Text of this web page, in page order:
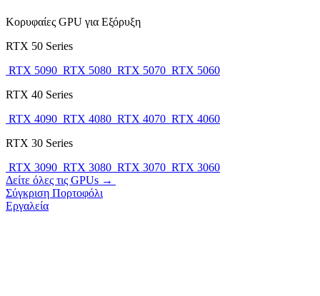
Κορυφαίες GPU για Εξόρυξη
RTX 50 Series
RTX 5090 RTX 5080 RTX 5070 RTX 5060
RTX 40 Series
RTX 4090 RTX 4080 RTX 4070 RTX 4060
RTX 30 Series
RTX 3090 RTX 3080 RTX 3070 RTX 3060
Δείτε όλες τις GPUs →
Σύγκριση Πορτοφόλι
Εργαλεία